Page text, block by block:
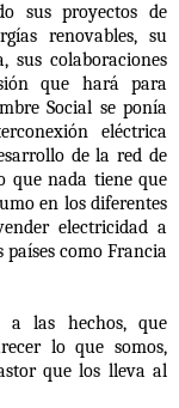
sus proyectos de
renovables, su
sus colaboraciones
que hará para
Social se ponía
eléctrica
de la red de
que nada tiene que
en los diferentes
electricidad a
como Francia
a las hechos, que
lo que somos,
que los lleva al